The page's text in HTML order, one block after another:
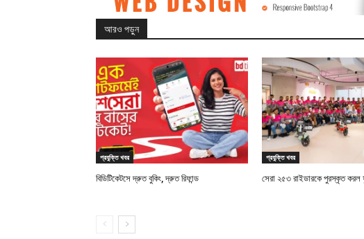
আরও পড়ুন
প্রযুক্তি খবর
বিডিটিকেটসে দ্রুত বুকিং, দ্রুত রিফান্ড
প্রযুক্তি খবর
সেরা ২৫৩ রাইডারকে পুরস্কৃত করল